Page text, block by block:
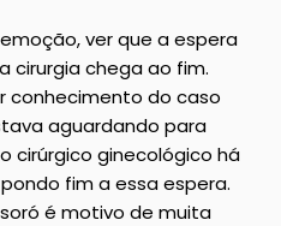
ver que a espera
cirurgia chega ao fim.
conhecimento do caso
aguardando para
cirúrgico ginecológico há
fim a essa espera.
é motivo de muita